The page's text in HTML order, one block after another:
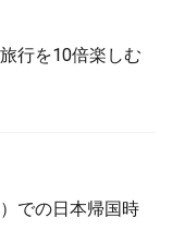
行を10倍楽しむ
での日本帰国時